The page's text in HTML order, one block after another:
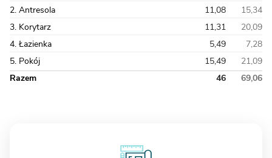
2. Antresola
11,08
15,34
3. Korytarz
11,31
20,09
4. Łazienka
5,49
7,28
5. Pokój
15,49
21,09
Razem
46 69,06